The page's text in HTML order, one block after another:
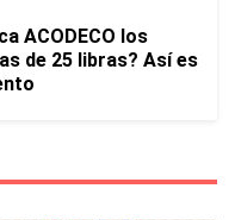
ACODECO los
de 25 libras? Así es